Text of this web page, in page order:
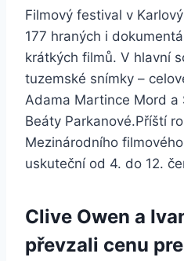
Filmový festival v
177 hraných i
krátkých filmů. V hlavní
tuzemské snímky –
Adama Martince Mord a
Beáty Parkanové.Příští
Mezinárodního
uskuteční od 4. do 12.
Clive Owen a
převzali cenu